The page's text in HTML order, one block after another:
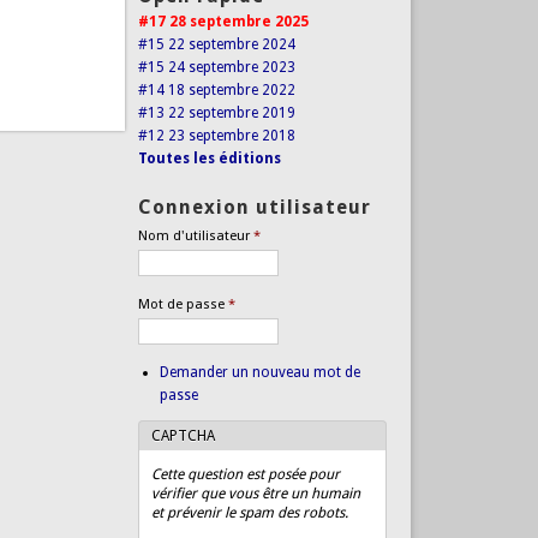
#17 28 septembre 2025
#15 22 septembre 2024
#15 24 septembre 2023
#14 18 septembre 2022
#13 22 septembre 2019
#12 23 septembre 2018
Toutes les éditions
Connexion utilisateur
Nom d'utilisateur*
Mot de passe *
Demander un nouveau mot de
passe
CAPTCHA
Cette question est posée pour
vérifier que vous être un humain
et prévenir le spam des robots.